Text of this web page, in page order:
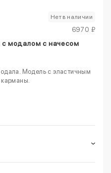
Нет в наличии
6970 ₽
модалом с начесом
Модель с эластичным